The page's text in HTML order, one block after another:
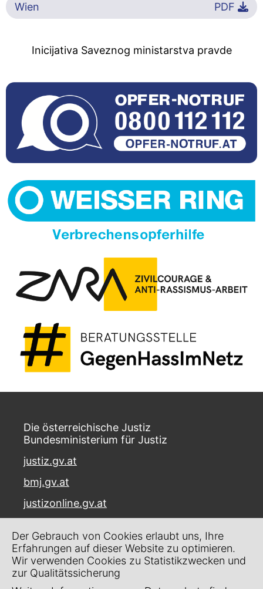
Wien PDF
Inicijativa Saveznog ministarstva pravde
Die österreichische Justiz
Bundesministerium für Justiz
justiz.gv.at
bmj.gv.at
justizonline.gv.at
Museumstraße 7
1070 Wien
Kontakt
Der Gebrauch von Cookies erlaubt uns, Ihre
Erfahrungen auf dieser Website zu optimieren.
Wir verwenden Cookies zu Statistikzwecken und
zur Qualitätssicherung